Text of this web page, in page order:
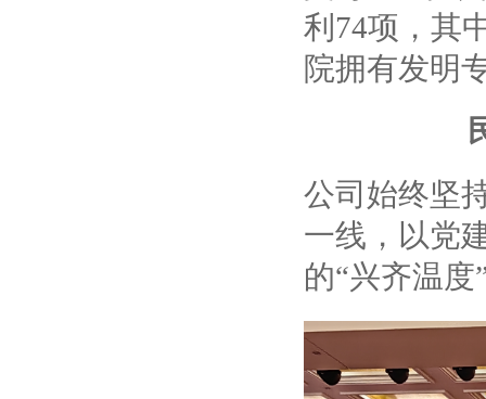
利74项，其
院拥有发明
公司始终坚
一线，以党
的“兴齐温